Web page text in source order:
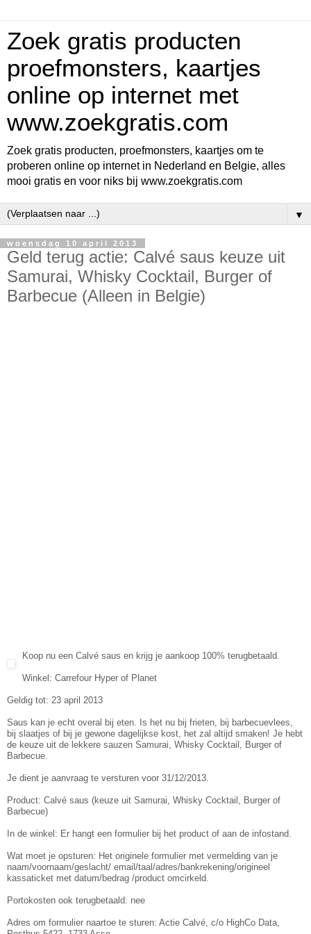
Zoek gratis producten
proefmonsters, kaartjes
online op internet met
www.zoekgratis.com
Zoek gratis producten, proefmonsters, kaartjes om te
proberen online op internet in Nederland en Belgie, alles
mooi gratis en voor niks bij www.zoekgratis.com
▼
woensdag 10 april 2013
Geld terug actie: Calvé saus keuze uit
Samurai, Whisky Cocktail, Burger of
Barbecue (Alleen in Belgie)
Koop nu een Calvé saus en krijg je aankoop 100% terugbetaald.
Winkel: Carrefour Hyper of Planet
Geldig tot: 23 april 2013
Saus kan je echt overal bij eten. Is het nu bij frieten, bij barbecuevlees,
bij slaatjes of bij je gewone dagelijkse kost, het zal altijd smaken! Je hebt
de keuze uit de lekkere sauzen Samurai, Whisky Cocktail, Burger of
Barbecue.
Je dient je aanvraag te versturen voor 31/12/2013.
Product: Calvé saus (keuze uit Samurai, Whisky Cocktail, Burger of
Barbecue)
In de winkel: Er hangt een formulier bij het product of aan de infostand.
Wat moet je opsturen: Het originele formulier met vermelding van je
naam/voornaam/geslacht/ email/taal/adres/bankrekening/origineel
kassaticket met datum/bedrag /product omcirkeld.
Portokosten ook terugbetaald: nee
Adres om formulier naartoe te sturen: Actie Calvé, c/o HighCo Data,